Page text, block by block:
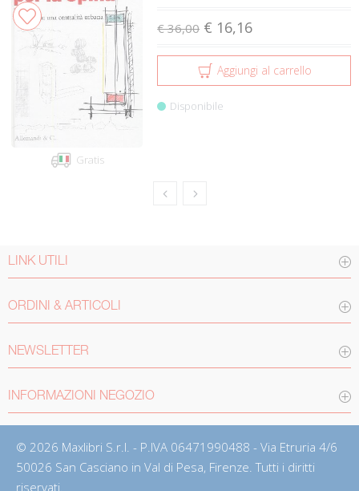
Gratis
€ 36,00 € 16,16
Aggiungi al carrello
Disponibile
LINK UTILI
ORDINI & ARTICOLI
NEWSLETTER
INFORMAZIONI NEGOZIO
© 2026 Maxlibri S.r.l. - P.IVA 06471990488 - Via Etruria 4/6
50026 San Casciano in Val di Pesa, Firenze. Tutti i diritti
riservati.